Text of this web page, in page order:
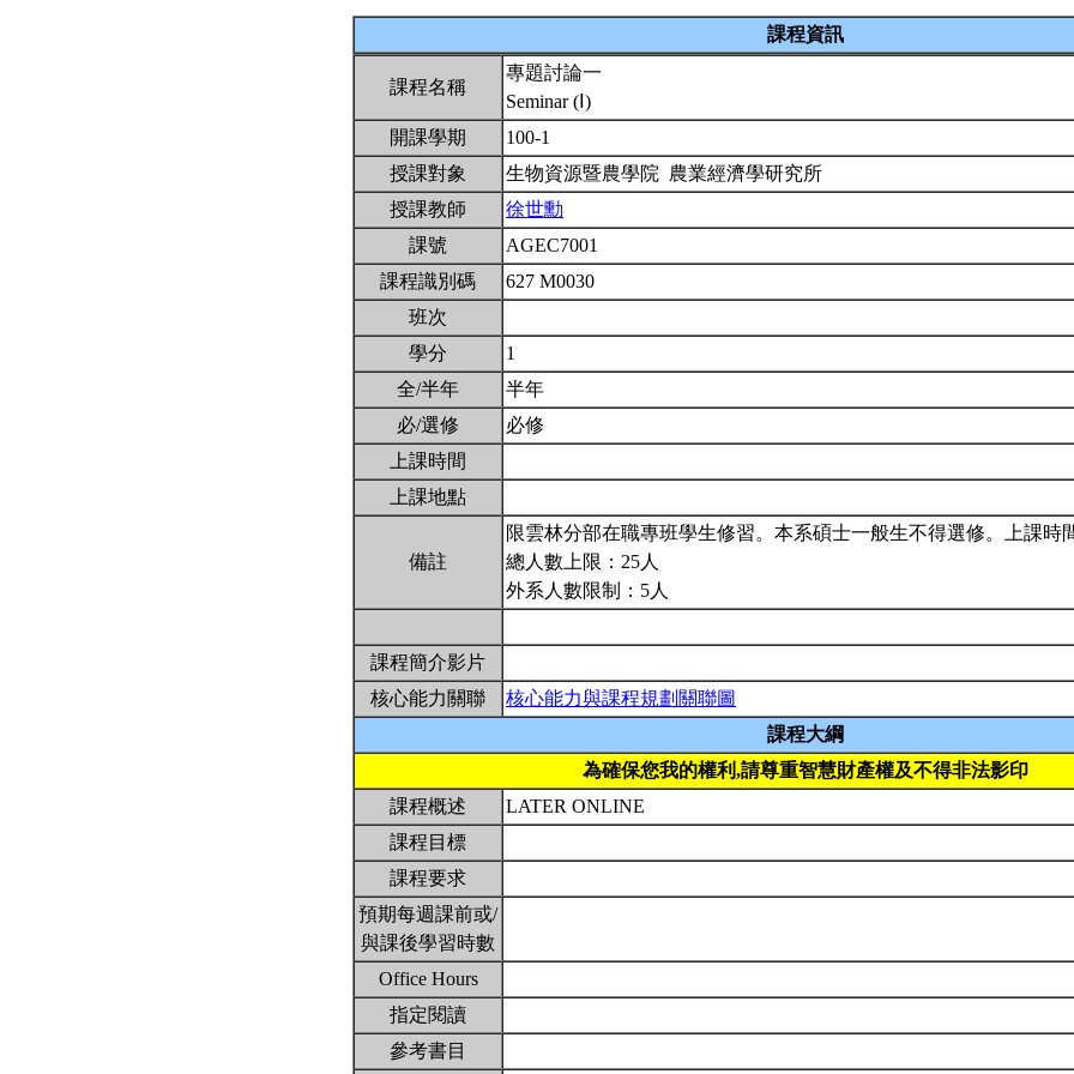
課程資訊
課程名稱
專題討論一
Seminar (Ⅰ)
開課學期
100-1
授課對象
生物資源暨農學院 農業經濟學研究所
授課教師
徐世勳
課號
AGEC7001
課程識別碼
627 M0030
班次
學分
1
全/半年
半年
必/選修
必修
上課時間
上課地點
備註
限雲林分部在職專班學生修習。本系碩士一般生不得選修。上課時
總人數上限：25人
外系人數限制：5人
課程簡介影片
核心能力關聯
核心能力與課程規劃關聯圖
課程大綱
為確保您我的權利,請尊重智慧財產權及不得非法影印
課程概述
LATER ONLINE
課程目標
課程要求
預期每週課前或/
與課後學習時數
Office Hours
指定閱讀
參考書目